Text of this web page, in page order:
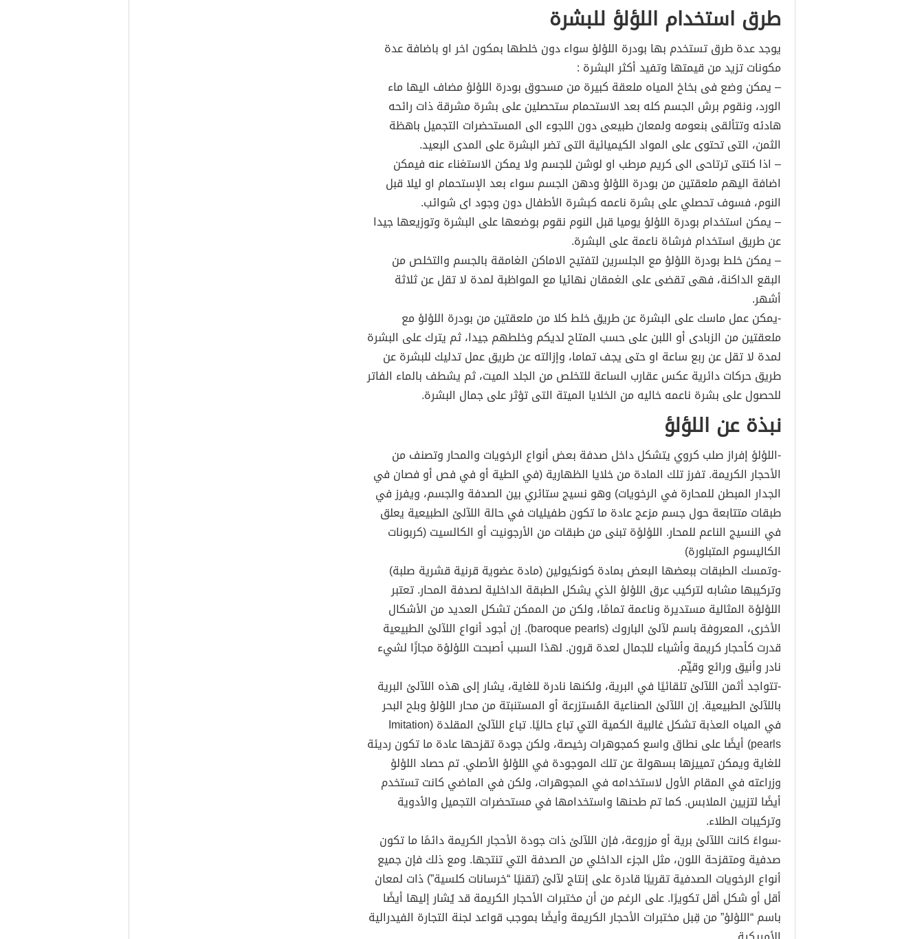
طرق استخدام اللؤلؤ للبشرة
يوجد عدة طرق تستخدم بها بودرة اللؤلؤ سواء دون خلطها بمكون اخر او باضافة عدة
مكونات تزيد من قيمتها وتفيد أكثر البشرة :
– يمكن وضع فى بخاخ المياه ملعقة كبيرة من مسحوق بودرة اللؤلؤ مضاف اليها ماء
الورد، ونقوم برش الجسم كله بعد الاستحمام ستحصلين على بشرة مشرقة ذات رائحه
هادئه وتتألقى بنعومه ولمعان طبيعى دون اللجوء الى المستحضرات التجميل باهظة
الثمن، التى تحتوى على المواد الكيميائية التى تضر البشرة على المدى البعيد.
– اذا كنتى ترتاحى الى كريم مرطب او لوشن للجسم ولا يمكن الاستغناء عنه فيمكن
اضافة اليهم ملعقتين من بودرة اللؤلؤ ودهن الجسم سواء بعد الإستحمام او ليلا قبل
النوم، فسوف تحصلي على بشرة ناعمه كبشرة الأطفال دون وجود اى شوائب.
– يمكن استخدام بودرة اللؤلؤ يوميا قبل النوم نقوم بوضعها على البشرة وتوزيعها جيدا
عن طريق استخدام فرشاة ناعمة على البشرة.
– يمكن خلط بودرة اللؤلؤ مع الجلسرين لتفتيح الاماكن الغامقة بالجسم والتخلص من
البقع الداكنة، فهى تقضى على الغمقان نهائيا مع المواظبة لمدة لا تقل عن ثلاثة
أشهر.
-يمكن عمل ماسك على البشرة عن طريق خلط كلا من ملعقتين من بودرة اللؤلؤ مع
ملعقتين من الزبادى أو اللبن على حسب المتاح لديكم وخلطهم جيدا، ثم يترك على البشرة
لمدة لا تقل عن ربع ساعة او حتى يجف تماما، وإزالته عن طريق عمل تدليك للبشرة عن
طريق حركات دائرية عكس عقارب الساعة للتخلص من الجلد الميت، ثم يشطف بالماء الفاتر
للحصول على بشرة ناعمه خاليه من الخلايا الميتة التى تؤثر على جمال البشرة.
نبذة عن اللؤلؤ
-اللؤلؤ إفراز صلب كروي يتشكل داخل صدفة بعض أنواع الرخويات والمحار وتصنف من
الأحجار الكريمة. تفرز تلك المادة من خلايا الظهارية (في الطية أو في فص أو فصان في
الجدار المبطن للمحارة في الرخويات) وهو نسيج ستائري بين الصدفة والجسم، ويفرز في
طبقات متتابعة حول جسم مزعج عادة ما تكون طفيليات في حالة اللآلئ الطبيعية يعلق
في النسيج الناعم للمحار. اللؤلؤة تبنى من طبقات من الأرجونيت أو الكالسيت (كربونات
الكاليسوم المتبلورة)
-وتمسك الطبقات ببعضها البعض بمادة كونكيولين (مادة عضوية قرنية قشرية صلبة)
وتركيبها مشابه لتركيب عرق اللؤلؤ الذي يشكل الطبقة الداخلية لصدفة المحار. تعتبر
اللؤلؤة المثالية مستديرة وناعمة تمامًا، ولكن من الممكن تشكل العديد من الأشكال
الأخرى، المعروفة باسم لآلئ الباروك (baroque pearls). إن أجود أنواع اللآلئ الطبيعية
قدرت كأحجار كريمة وأشياء للجمال لعدة قرون. لهذا السبب أصبحت اللؤلؤة مجازًا لشيء
نادر وأنيق ورائع وقيِّم.
-تتواجد أثمن اللآلئ تلقائيًا في البرية، ولكنها نادرة للغاية، يشار إلى هذه اللآلئ البرية
باللآلئ الطبيعية. إن اللآلئ الصناعية المُستزرعة أو المستنبتة من محار اللؤلؤ وبلح البحر
في المياه العذبة تشكل غالبية الكمية التي تباع حاليًا. تباع اللآلئ المقلدة (Imitation
pearls) أيضًا على نطاق واسع كمجوهرات رخيصة، ولكن جودة تقزحها عادة ما تكون رديئة
للغاية ويمكن تمييزها بسهولة عن تلك الموجودة في اللؤلؤ الأصلي. تم حصاد اللؤلؤ
وزراعته في المقام الأول لاستخدامه في المجوهرات، ولكن في الماضي كانت تستخدم
أيضًا لتزيين الملابس. كما تم طحنها واستخدامها في مستحضرات التجميل والأدوية
وتركيبات الطلاء.
-سواءً كانت اللآلئ برية أو مزروعة، فإن اللآلئ ذات جودة الأحجار الكريمة دائمًا ما تكون
صدفية ومتقزحة اللون، مثل الجزء الداخلي من الصدفة التي تنتجها. ومع ذلك فإن جميع
أنواع الرخويات الصدفية تقريبًا قادرة على إنتاج لآلئ (تقنيًا “خرسانات كلسية”) ذات لمعان
أقل أو شكل أقل تكويرًا. على الرغم من أن مختبرات الأحجار الكريمة قد يُشار إليها أيضًا
باسم “اللؤلؤ” من قِبل مختبرات الأحجار الكريمة وأيضًا بموجب قواعد لجنة التجارة الفيدرالية